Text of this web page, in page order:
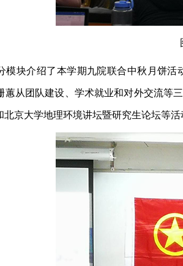
模块介绍了本学期九院联合中秋月饼
蕙从团队建设、学术就业和对外交流等
京大学地理环境讲坛暨研究生论坛等活